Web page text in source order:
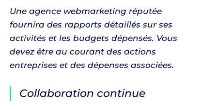
Une agence webmarketing réputée
fournira des rapports détaillés sur ses
activités et les budgets dépensés. Vous
devez être au courant des actions
entreprises et des dépenses associées.
Collaboration continue